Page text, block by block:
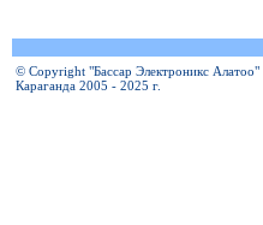
© Copyright "Бассар Электроникс Алатоо"
Караганда 2005 - 2025 г.